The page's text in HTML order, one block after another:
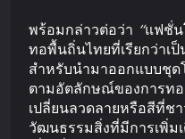
พร้อมกล่าวต่อว่า “แฟชั่น
ทอพื้นถิ่นไทยที่เรียกว่าเ
สำหรับนำมาออกแบบชุด
ตามอัตลักษณ์ของการทอ
เปลี่ยนลวดลายหรือสีที่ช
วัฒนธรรมสิ่งที่มีการเพิ่